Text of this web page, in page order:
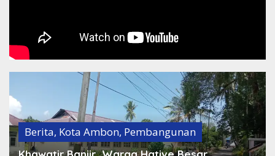
Berita, Kota Ambon, Pembangunan Peristiwa